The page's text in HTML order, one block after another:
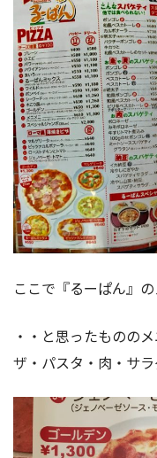
ここで『るーぱん』
・・と思ったものの
ザ・パスタ・肉・サラ